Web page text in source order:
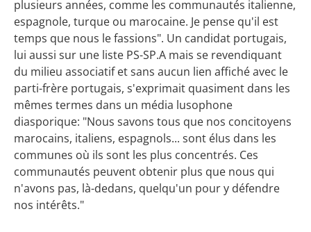
plusieurs années, comme les communautés italienne,
espagnole, turque ou marocaine. Je pense qu'il est
temps que nous le fassions". Un candidat portugais,
lui aussi sur une liste PS-SP.A mais se revendiquant
du milieu associatif et sans aucun lien affiché avec le
parti-frère portugais, s'exprimait quasiment dans les
mêmes termes dans un média lusophone
diasporique: "Nous savons tous que nos concitoyens
marocains, italiens, espagnols... sont élus dans les
communes où ils sont les plus concentrés. Ces
communautés peuvent obtenir plus que nous qui
n'avons pas, là-dedans, quelqu'un pour y défendre
nos intérêts."